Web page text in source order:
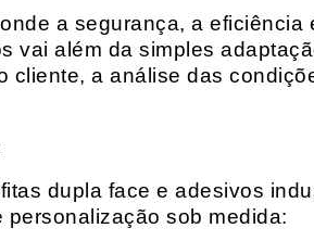
a segurança, a
vai além da simples
a análise das
dupla face e adesivos
sob medida: